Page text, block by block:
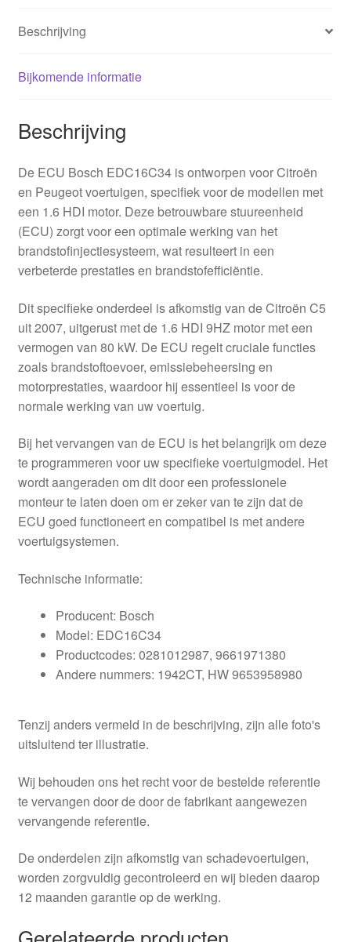
Beschrijving
Bijkomende informatie
Beschrijving
De ECU Bosch EDC16C34 is ontworpen voor Citroën
en Peugeot voertuigen, specifiek voor de modellen met
een 1.6 HDI motor. Deze betrouwbare stuureenheid
(ECU) zorgt voor een optimale werking van het
brandstofinjectiesysteem, wat resulteert in een
verbeterde prestaties en brandstofefficiëntie.
Dit specifieke onderdeel is afkomstig van de Citroën C5
uit 2007, uitgerust met de 1.6 HDI 9HZ motor met een
vermogen van 80 kW. De ECU regelt cruciale functies
zoals brandstoftoevoer, emissiebeheersing en
motorprestaties, waardoor hij essentieel is voor de
normale werking van uw voertuig.
Bij het vervangen van de ECU is het belangrijk om deze
te programmeren voor uw specifieke voertuigmodel. Het
wordt aangeraden om dit door een professionele
monteur te laten doen om er zeker van te zijn dat de
ECU goed functioneert en compatibel is met andere
voertuigsystemen.
Technische informatie:
Producent: Bosch
Model: EDC16C34
Productcodes: 0281012987, 9661971380
Andere nummers: 1942CT, HW 9653958980
Tenzij anders vermeld in de beschrijving, zijn alle foto's
uitsluitend ter illustratie.
Wij behouden ons het recht voor de bestelde referentie
te vervangen door de door de fabrikant aangewezen
vervangende referentie.
De onderdelen zijn afkomstig van schadevoertuigen,
worden zorgvuldig gecontroleerd en wij bieden daarop
12 maanden garantie op de werking.